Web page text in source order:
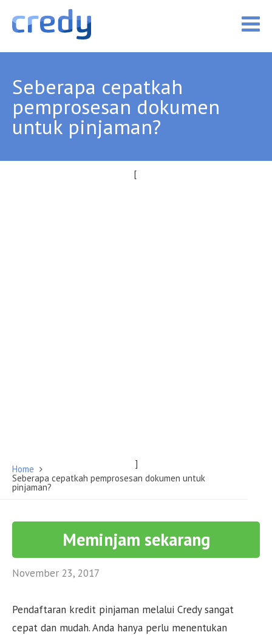
Seberapa cepatkah
pemprosesan dokumen
untuk pinjaman?
Home
Seberapa cepatkah pemprosesan dokumen untuk
pinjaman?
Meminjam sekarang
November 23, 2017
Pendaftaran kredit pinjaman melalui Credy sangat
cepat dan mudah. Anda hanya perlu menentukan